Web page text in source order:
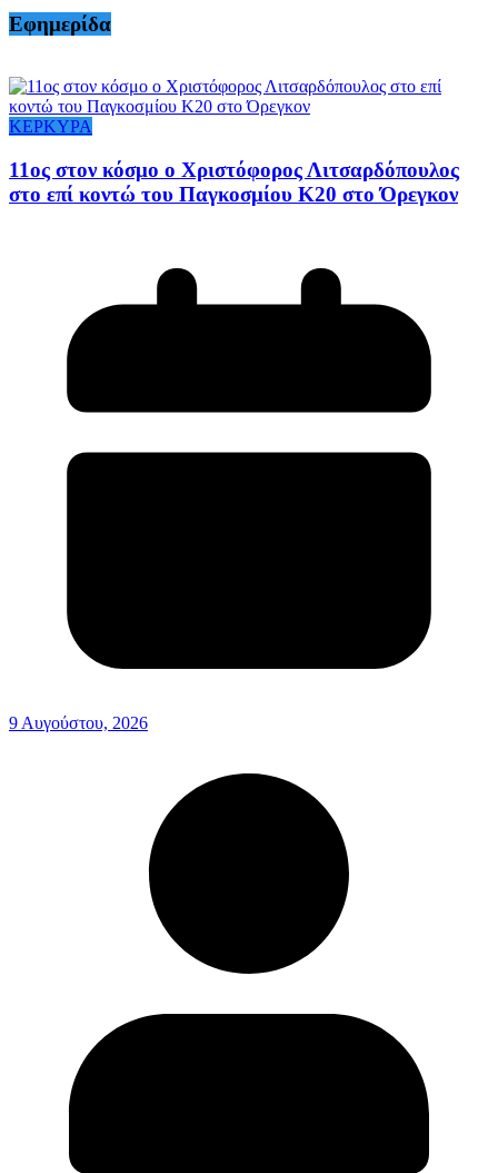
Εφημερίδα
ΚΕΡΚΥΡΑ
11ος στον κόσμο ο Χριστόφορος Λιτσαρδόπουλος
στο επί κοντώ του Παγκοσμίου Κ20 στο Όρεγκον
9 Αυγούστου, 2026